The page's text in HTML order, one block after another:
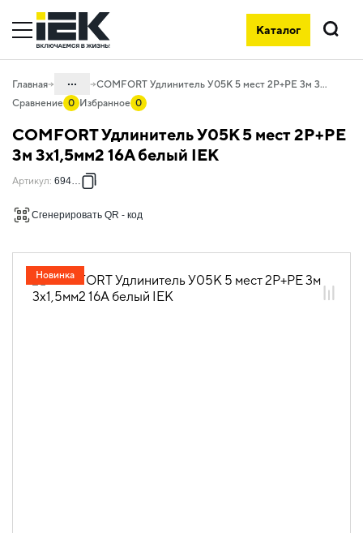
Каталог
Поиск
Главная ...
06. Изделия электроустановочные,
удлинители и силовые разъемы
06.02 Удлинители бытовые и сетевые
06.02.01.07 Удлинители бытовые
COMFORT Удлинитель У05К 5 мест 2P+PE 3м 3х1,5мм2 16А белый IEK
Сравнение 0 Избранное 0
COMFORT Удлинитель У05К 5 мест 2P+PE
3м 3х1,5мм2 16А белый IEK
Новинка
Артикул: 694632
Сгенерировать QR - код